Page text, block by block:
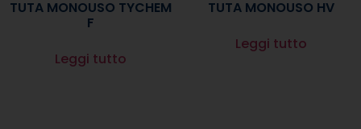
TUTA MONOUSO TYCHEM
F
Leggi tutto
TUTA MONOUSO HV
Leggi tutto